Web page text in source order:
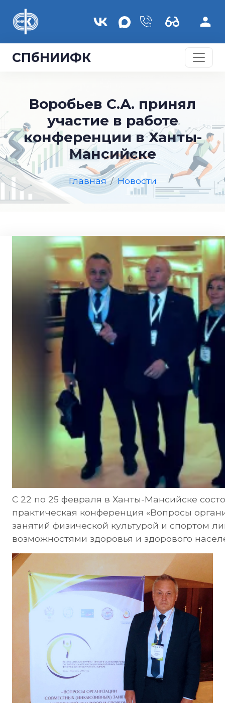
СПбНИИФК
Воробьев С.А. принял
участие в работе
конференции в Ханты-
Мансийске
Главная Новости
С 22 по 25 февраля в Ханты-Мансийске
практическая конференция «Вопросы
занятий физической культурой и спортом
возможностями здоровья и здорового